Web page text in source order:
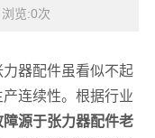
览:0次
器配件虽看似不起
连续性。根据行业
源于张力器配件老